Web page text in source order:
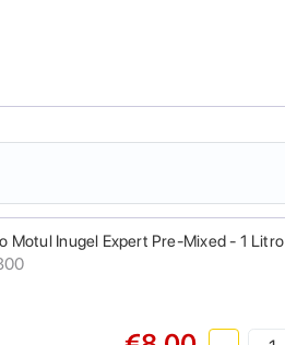
Motul Inugel Expert Pre-Mixed - 1 Litro